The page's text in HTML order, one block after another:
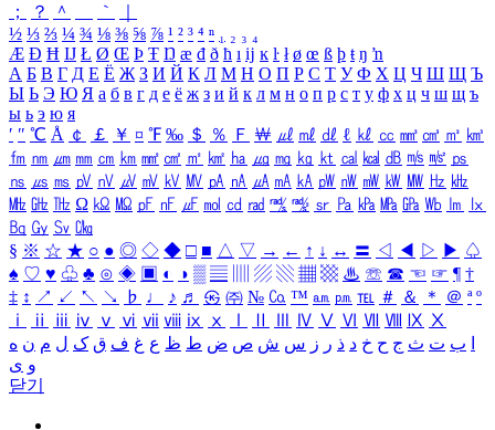
；
？ ＾ ｀
½ ⅓ ⅔ ¼ ¾ ⅛ ⅜ ⅝ ⅞ ¹ ² ³ ⁴ ⁿ ₁ ₂ ₃ ₄
Æ Ð Ħ Ĳ Ł Ø Œ Þ Ŧ Ŋ æ đ ð ħ ı ĳ ĸ ŀ ł ø œ ß þ ŧ ŋ ŉ
А Б В Г Д Е Ё Ж З И Й К Л М Н О П Р С Т У Ф Х Ц Ч Ш Щ Ъ
Ы Ь Э Ю Я а б в г д е ё ж з и й к л м н о п р с т у ф х ц ч ш щ ъ
ы ь э ю я
′ ″ ℃ Å ￠ ￡ ￥ ¤ ℉ ‰ ＄ ％ Ｆ ￦ ㎕ ㎖ ㎗ ℓ ㎘ ㏄ ㎣ ㎤ ㎥ ㎦
㎙ ㎚ ㎛ ㎜ ㎝ ㎞ ㎟ ㎠ ㎡ ㎢ ㏊ ㎍ ㎎ ㎏ ㏏ ㎈ ㎉ ㏈ ㎧ ㎨ ㎰
㎱ ㎲ ㎳ ㎴ ㎵ ㎶ ㎷ ㎸ ㎹ ㎀ ㎁ ㎂ ㎃ ㎄ ㎺ ㎻ ㎽ ㎾ ㎿ ㎐ ㎑
㎒ ㎓ ㎔ Ω ㏀ ㏁ ㎊ ㎋ ㎌ ㏖ ㏅ ㎭ ㎮ ㎯ ㏛ ㎩ ㎪ ㎫ ㎬ ㏝ ㏐
㏓
㏃ ㏉ ㏜ ㏆
§ ※ ☆ ★ ○ ● ◎ ◇ ◆ □ ■ △ ▽ → ← ↑ ↓ ↔ 〓 ◁ ◀ ▷ ▶ ♤
♠ ♡ ♥ ♧ ♣ ⊙ ◈ ▣ ◐ ◑ ▒ ▤ ▨ ▧ ▦ ▩ ♨ ☏ ☎ ☜ ☞ ¶ †
‡ ↕ ↗ ↙ ↖ ↘ ♭ ♩ ♪ ♬ ㉿ ㈜ № ㏇ ™ ㏂ ㏘ ℡ ＃ ＆ ＊ ＠ ª º
ⅰ
ⅱ ⅲ ⅳ ⅴ ⅵ ⅶ ⅷ ⅸ ⅹ Ⅳ Ⅴ Ⅵ Ⅶ Ⅷ Ⅸ Ⅹ
ب ت ث ج ح خ د ذ ر ز س ش ص ض ط ظ ع غ ف ق ک ل م ن ه
و ی
닫기